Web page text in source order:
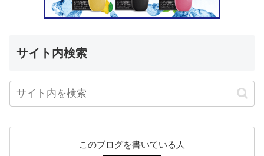
サイト内検索
このブログを書いている人